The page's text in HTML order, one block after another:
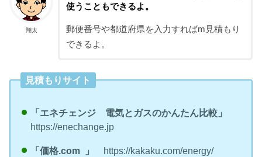
翔太
使うこともできるよ。
郵便番号や都道府県を入力すればm見積もり
できるよ。
見積もりサイト
「エネチェンジ 電気とガスのかんたん比較」
https://enechange.jp
「価格.com 」 https://kakaku.com/energy/